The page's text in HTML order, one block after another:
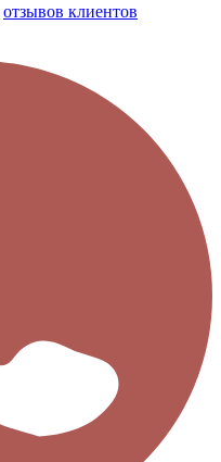
отзывов клиентов